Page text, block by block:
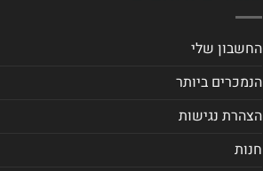
החשבון שלי
הנמכרים ביותר
הצהרת נגישות
חנות